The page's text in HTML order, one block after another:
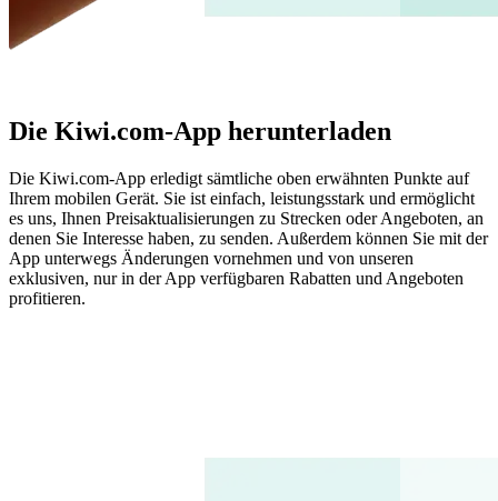
Die Kiwi.com-App herunterladen
Die Kiwi.com-App erledigt sämtliche oben erwähnten Punkte auf
Ihrem mobilen Gerät. Sie ist einfach, leistungsstark und ermöglicht
es uns, Ihnen Preisaktualisierungen zu Strecken oder Angeboten, an
denen Sie Interesse haben, zu senden. Außerdem können Sie mit der
App unterwegs Änderungen vornehmen und von unseren
exklusiven, nur in der App verfügbaren Rabatten und Angeboten
profitieren.